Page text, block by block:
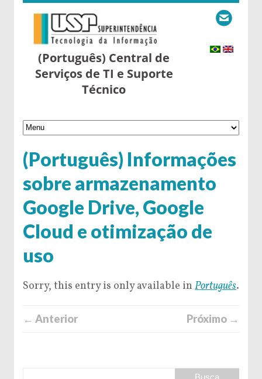
(Português) Central de
Serviços de TI e Suporte
Técnico
(Português) Informações
sobre armazenamento
Google Drive, Google
Cloud e otimização de
uso
Sorry, this entry is only available in Português.
← Anterior Próximo →